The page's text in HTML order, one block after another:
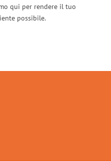
qui per rendere il tuo
possibile.